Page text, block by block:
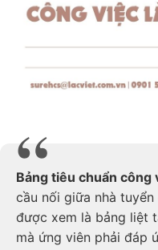
Bảng tiêu chuẩn công
cầu nối giữa nhà
được xem là bảng liệt
thiểu mà ứng viên